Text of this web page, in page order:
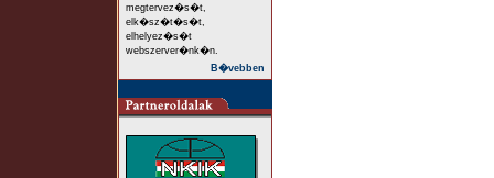
megtervez�s�t,
elk�sz�t�s�t,
elhelyez�s�t
webszerver�nk�n.
B�vebben